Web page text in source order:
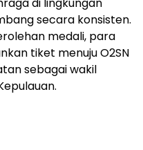
secara konsisten.
medali, para
tiket menuju O2SN
sebagai wakil